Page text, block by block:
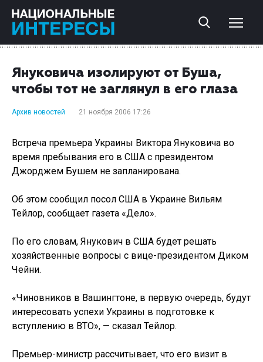
Януковича изолируют от Буша,
чтобы тот не заглянул в его глаза
Архив новостей 21 ноября 2006 17:26
Встреча премьера Украины Виктора Януковича во
время пребывания его в США с президентом
Джорджем Бушем не запланирована.
Об этом сообщил посол США в Украине Вильям
Тейлор, сообщает газета «Дело».
По его словам, Янукович в США будет решать
хозяйственные вопросы с вице-президентом Диком
Чейни.
«Чиновников в Вашингтоне, в первую очередь, будут
интересовать успехи Украины в подготовке к
вступлению в ВТО», — сказал Тейлор.
Премьер-министр рассчитывает, что его визит в